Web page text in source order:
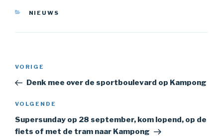
CATEGORIEËN
NIEUWS
Vorig
bericht
VORIGE
Denk mee over de sportboulevard op Kampong
Volgend
bericht
VOLGENDE
Supersunday op 28 september, kom lopend, op de
fiets of met de tram naar Kampong